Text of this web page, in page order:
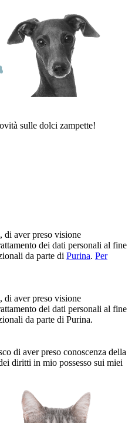
sulle dolci zampette!
di aver preso visione
dei dati personali al fine
da parte di Purina. Per
di aver preso visione
dei dati personali al fine
da parte di Purina.
di aver preso conoscenza della
diritti in mio possesso sui miei